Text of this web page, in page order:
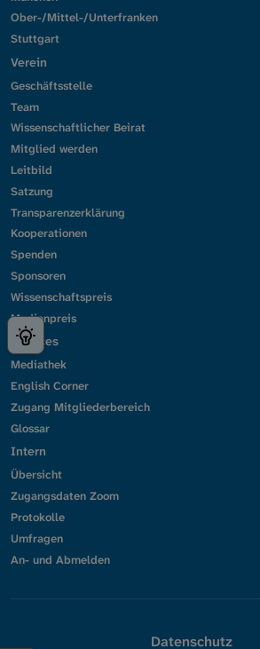
Ober-/Mittel-/Unterfranken
Stuttgart
Verein
Geschäftsstelle
Team
Wissenschaftlicher Beirat
Mitglied werden
Leitbild
Satzung
Transparenzerklärung
Kooperationen
Spenden
Sponsoren
Wissenschaftspreis
Medienpreis
Services
Mediathek
English Corner
Zugang Mitgliederbereich
Glossar
Intern
Übersicht
Zugangsdaten Zoom
Protokolle
Umfragen
An- und Abmelden
Datenschutz